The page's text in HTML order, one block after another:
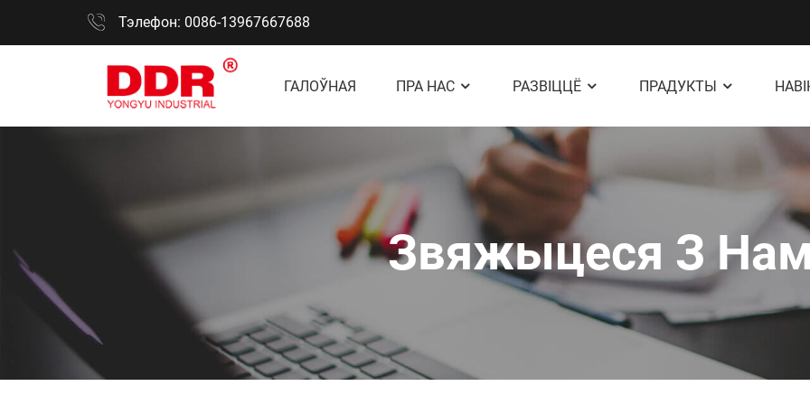
Тэлефон: 0086-13967667688
ГАЛОЎНАЯ ПРА НАС РАЗВІЦЦЁ ПРАДУКТЫ
Звяжыцеся З